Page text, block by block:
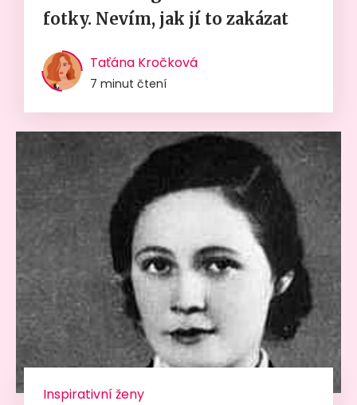
fotky. Nevím, jak jí to zakázat
Taťána Kročková
7 minut čtení
Inspirativní ženy